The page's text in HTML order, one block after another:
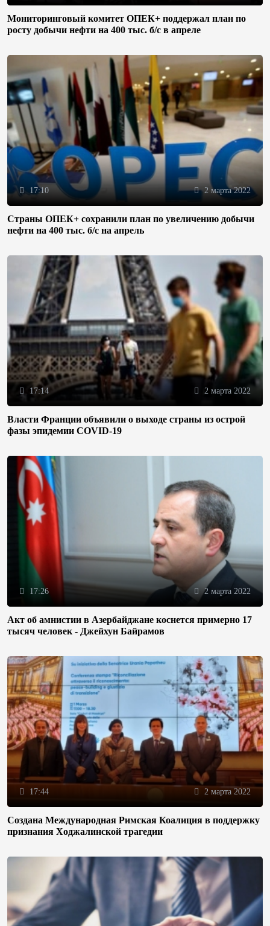
Мониторинговый комитет ОПЕК+ поддержал план по
росту добычи нефти на 400 тыс. б/с в апреле
17:10 2 марта 2022
Страны ОПЕК+ сохранили план по увеличению добычи
нефти на 400 тыс. б/с на апрель
17:14 2 марта 2022
Власти Франции объявили о выходе страны из острой
фазы эпидемии COVID-19
17:26 2 марта 2022
Акт об амнистии в Азербайджане коснется примерно 17
тысяч человек - Джейхун Байрамов
17:44 2 марта 2022
Создана Международная Римская Коалиция в поддержку
признания Ходжалинской трагедии